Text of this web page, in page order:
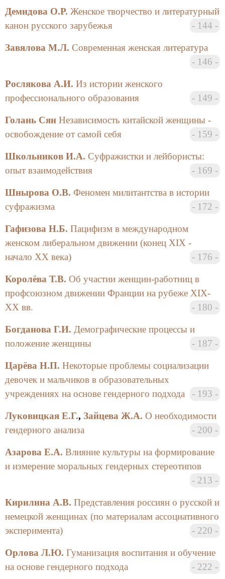
советы в проведении конференции.
Руководитель Учебно-научного
гендерного центра, доктор исторических
наук, профессор
Г.А. Тишкин
Демидова О.Р. Женское творчество и литературный
канон русского зарубежья
144
Завялова М.Л. Современная женская литература
146
Рослякова А.И. Из истории женского
профессионального образования
149
Голань Сян Независимость китайской женщины -
освобождение от самой себя
159
Школьников И.А. Суфражистки и лейбористы:
опыт взаимодействия
169
Шнырова О.В. Феномен милитантства в истории
суфражизма
172
Гафизова Н.Б. Пацифизм в международном
женском либеральном движении (конец XIX -
начало XX века)
176
Королёва Т.В. Об участии женщин-работниц в
профсоюзном движении Франции на рубеже XIX-
XX вв.
180
Богданова Г.И. Демографические процессы и
положение женщины
187
Царёва Н.П. Некоторые проблемы социализации
девочек и мальчиков в образовательных
учреждениях на основе гендерного подхода
193
Луковицкая Е.Г., Зайцева Ж.А. О необходимости
гендерного анализа
200
Азарова Е.А. Влияние культуры на формирование
и измерение моральных гендерных стереотипов
213
Кирилина А.В. Представления россиян о русской и
немецкой женщинах (по материалам ассоциативного
эксперимента)
220
Орлова Л.Ю. Гуманизация воспитания и обучение
на основе гендерного подхода
222